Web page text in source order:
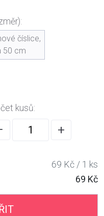
číslice,
50 cm
kusů:
+
69 Kč / 1 ks
69 Kč